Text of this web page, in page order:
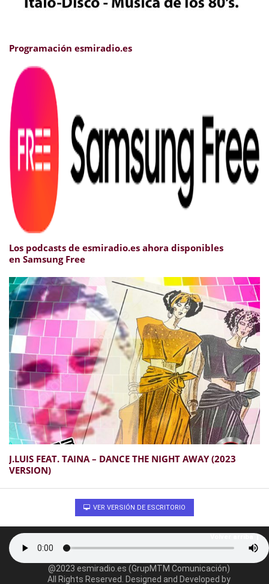
Programación esmiradio.es
Los podcasts de esmiradio.es ahora disponibles
en Samsung Free
J​.​LUIS FEAT. TAINA – DANCE THE NIGHT AWAY (2023
VERSION)
VER VERSIÓN DE ESCRITORIO
@2023 esmiradio.es (GrupMTM Comunicación)
All Rights Reserved. Designed and Developed by